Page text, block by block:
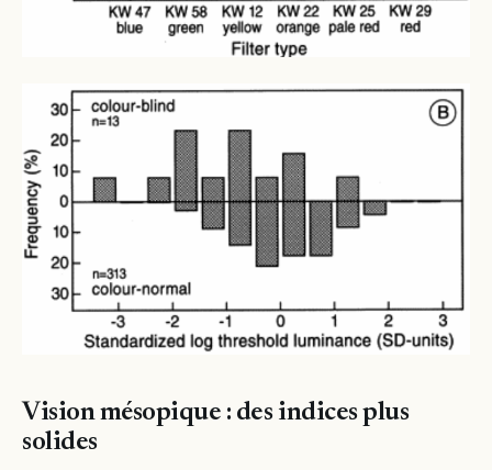
Vision mésopique : des indices plus
solides